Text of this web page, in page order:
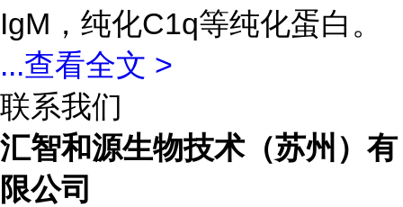
IgM，纯化C1q等纯化蛋白。
...查看全文 >
联系我们
汇智和源生物技术（苏州）有
限公司